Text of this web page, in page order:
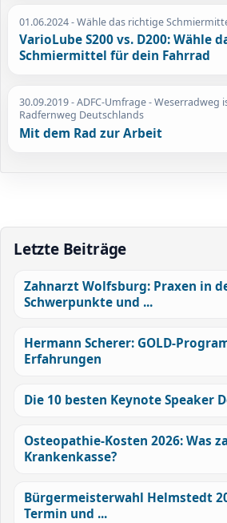
01.06.2024- Wähle das richtige
VarioLube S200 vs. D200: Wähle
Schmiermittel für dein Fahrrad
30.09.2019- ADFC-Umfrage - Weserradweg
Radfernweg Deutschlands
Mit dem Rad zur Arbeit
Letzte Beiträge
Zahnarzt Wolfsburg: Praxen in
Schwerpunkte und ...
Hermann Scherer: GOLD-
Erfahrungen
Die 10 besten Keynote Speaker
Osteopathie-Kosten 2026: Was
Krankenkasse?
Bürgermeisterwahl Helmstedt
Termin und ...